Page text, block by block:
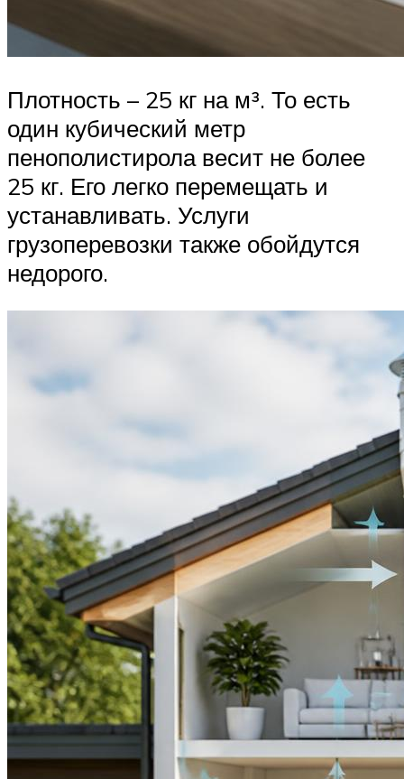
Плотность – 25 кг на м³. То есть
один кубический метр
пенополистирола весит не более
25 кг. Его легко перемещать и
устанавливать. Услуги
грузоперевозки также обойдутся
недорого.